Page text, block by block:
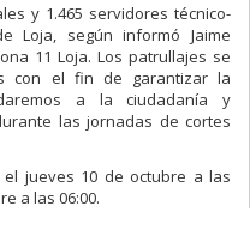
y 1.465 servidores técnico-
Loja, según informó Jaime
11 Loja. Los patrullajes se
con el fin de garantizar la
a la ciudadanía y
las jornadas de cortes
jueves 10 de octubre a las
a las 06:00.